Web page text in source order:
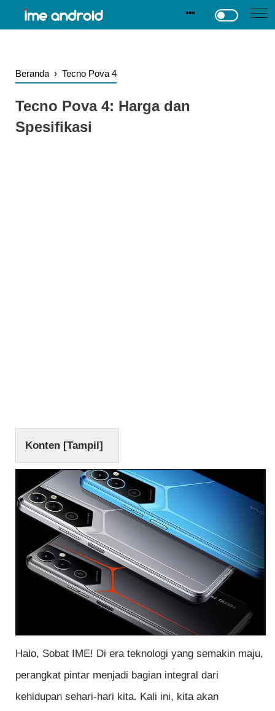
Beranda › Tecno Pova 4
Tecno Pova 4: Harga dan
Spesifikasi
Konten [Tampil]
Halo, Sobat IME! Di era teknologi yang semakin maju,
perangkat pintar menjadi bagian integral dari
kehidupan sehari-hari kita. Kali ini, kita akan